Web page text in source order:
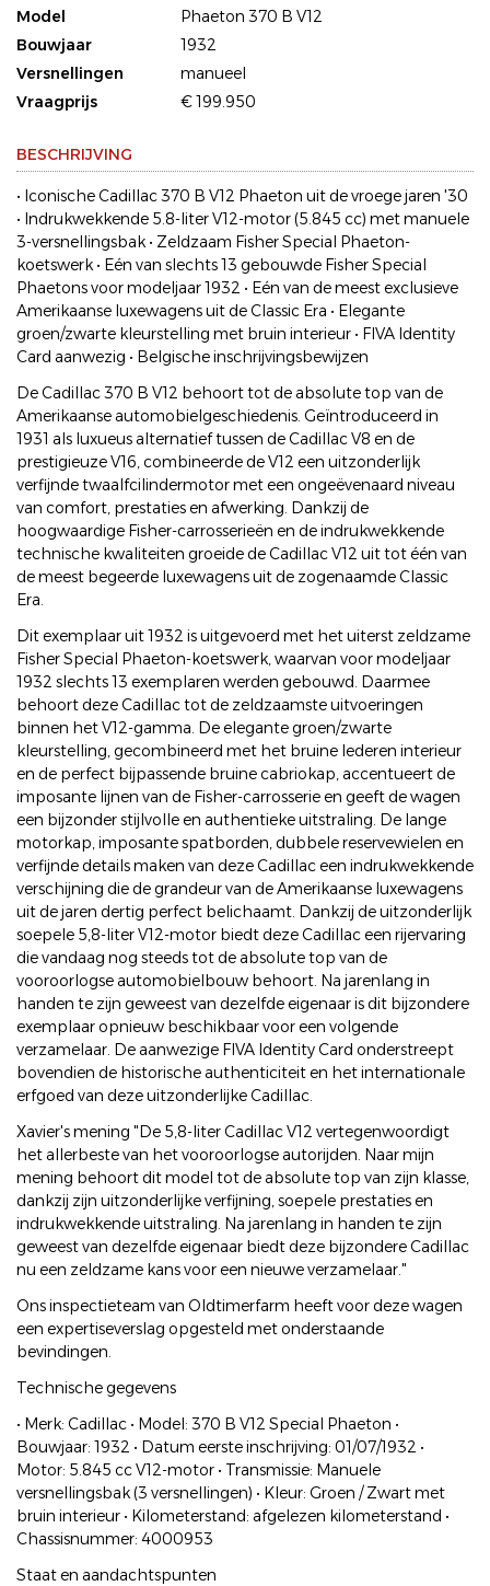
Model
Phaeton 370 B V12
Bouwjaar
1932
Versnellingen
manueel
Vraagprijs
€ 199.950
BESCHRIJVING
• Iconische Cadillac 370 B V12 Phaeton uit de vroege jaren '30
• Indrukwekkende 5.8-liter V12-motor (5.845 cc) met manuele
3-versnellingsbak • Zeldzaam Fisher Special Phaeton-
koetswerk • Eén van slechts 13 gebouwde Fisher Special
Phaetons voor modeljaar 1932 • Eén van de meest exclusieve
Amerikaanse luxewagens uit de Classic Era • Elegante
groen/zwarte kleurstelling met bruin interieur • FIVA Identity
Card aanwezig • Belgische inschrijvingsbewijzen
De Cadillac 370 B V12 behoort tot de absolute top van de
Amerikaanse automobielgeschiedenis. Geïntroduceerd in
1931 als luxueus alternatief tussen de Cadillac V8 en de
prestigieuze V16, combineerde de V12 een uitzonderlijk
verfijnde twaalfcilindermotor met een ongeëvenaard niveau
van comfort, prestaties en afwerking. Dankzij de
hoogwaardige Fisher-carrosserieën en de indrukwekkende
technische kwaliteiten groeide de Cadillac V12 uit tot één van
de meest begeerde luxewagens uit de zogenaamde Classic
Era.
Dit exemplaar uit 1932 is uitgevoerd met het uiterst zeldzame
Fisher Special Phaeton-koetswerk, waarvan voor modeljaar
1932 slechts 13 exemplaren werden gebouwd. Daarmee
behoort deze Cadillac tot de zeldzaamste uitvoeringen
binnen het V12-gamma. De elegante groen/zwarte
kleurstelling, gecombineerd met het bruine lederen interieur
en de perfect bijpassende bruine cabriokap, accentueert de
imposante lijnen van de Fisher-carrosserie en geeft de wagen
een bijzonder stijlvolle en authentieke uitstraling. De lange
motorkap, imposante spatborden, dubbele reservewielen en
verfijnde details maken van deze Cadillac een indrukwekkende
verschijning die de grandeur van de Amerikaanse luxewagens
uit de jaren dertig perfect belichaamt. Dankzij de uitzonderlijk
soepele 5,8-liter V12-motor biedt deze Cadillac een rijervaring
die vandaag nog steeds tot de absolute top van de
vooroorlogse automobielbouw behoort. Na jarenlang in
handen te zijn geweest van dezelfde eigenaar is dit bijzondere
exemplaar opnieuw beschikbaar voor een volgende
verzamelaar. De aanwezige FIVA Identity Card onderstreept
bovendien de historische authenticiteit en het internationale
erfgoed van deze uitzonderlijke Cadillac.
Xavier's mening "De 5,8-liter Cadillac V12 vertegenwoordigt
het allerbeste van het vooroorlogse autorijden. Naar mijn
mening behoort dit model tot de absolute top van zijn klasse,
dankzij zijn uitzonderlijke verfijning, soepele prestaties en
indrukwekkende uitstraling. Na jarenlang in handen te zijn
geweest van dezelfde eigenaar biedt deze bijzondere Cadillac
nu een zeldzame kans voor een nieuwe verzamelaar."
Ons inspectieteam van Oldtimerfarm heeft voor deze wagen
een expertiseverslag opgesteld met onderstaande
bevindingen.
Technische gegevens
• Merk: Cadillac • Model: 370 B V12 Special Phaeton •
Bouwjaar: 1932 • Datum eerste inschrijving: 01/07/1932 •
Motor: 5.845 cc V12-motor • Transmissie: Manuele
versnellingsbak (3 versnellingen) • Kleur: Groen / Zwart met
bruin interieur • Kilometerstand: afgelezen kilometerstand •
Chassisnummer: 4000953
Staat en aandachtspunten